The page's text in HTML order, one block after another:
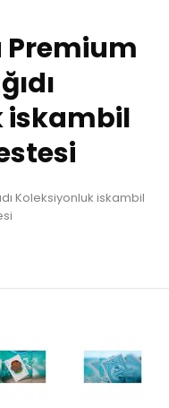
Premium
iskambil
Koleksiyonluk iskambil